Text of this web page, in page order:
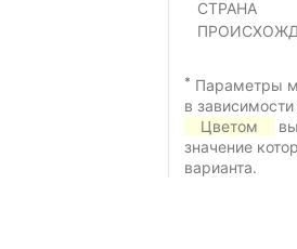
СТРАНА
* Параметры
в
Цветом
значение
варианта.